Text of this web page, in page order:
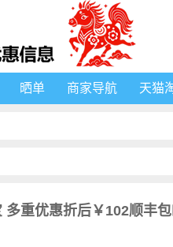
晒单 商家导航 天猫
重优惠折后￥102顺丰